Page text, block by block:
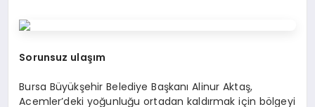
Sorunsuz ulaşım
Bursa Büyükşehir Belediye Başkanı Alinur Aktaş,
Acemler’deki yoğunluğu ortadan kaldırmak için bölgeyi